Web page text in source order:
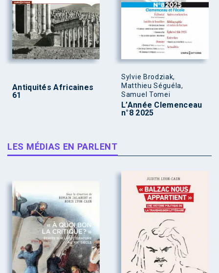
Antiquités Africaines
61
Sylvie Brodziak,
Matthieu Séguéla,
Samuel Tomei
L’Année Clemenceau
n°8 2025
LES MÉDIAS EN PARLENT